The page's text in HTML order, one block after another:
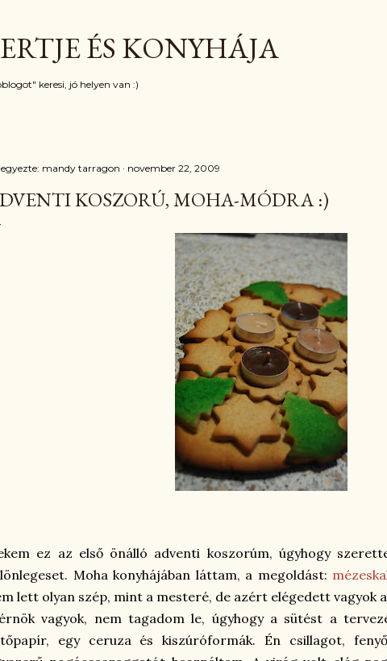
ÉS KONYHÁJA
keresi, jó helyen van :)
mandy tarragon november 22, 2009
KOSZORÚ, MOHA-MÓDRA :)
ez az első önálló adventi koszorúm, úgyhogy
Moha konyhájában láttam, a megoldást:
lett olyan szép, mint a mesteré, de azért elégedett vagyok
vagyok, nem tagadom le, úgyhogy a sütést a
egy ceruza és kiszúróformák. Én csillagot,